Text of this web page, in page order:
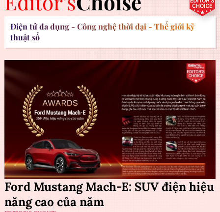
Điện tử đa dụng - Công nghệ thời đại - Thế giới kỹ
thuật số
Ford Mustang Mach-E: SUV điện hiệu
năng cao của năm